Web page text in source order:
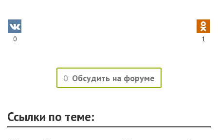
0 1
0 Обсудить на форуме
Ссылки по теме: